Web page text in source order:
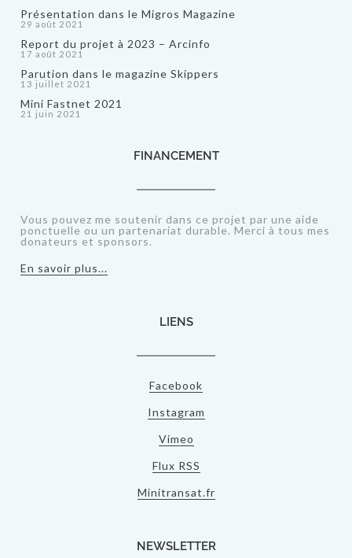
Présentation dans le Migros Magazine
29 août 2021
Report du projet à 2023 – Arcinfo
17 août 2021
Parution dans le magazine Skippers
13 juillet 2021
Mini Fastnet 2021
21 juin 2021
FINANCEMENT
Vous pouvez me soutenir dans ce projet par une aide
ponctuelle ou un partenariat durable. Merci à tous mes
donateurs et sponsors.
En savoir plus...
LIENS
Facebook
Instagram
Vimeo
Flux RSS
Minitransat.fr
NEWSLETTER